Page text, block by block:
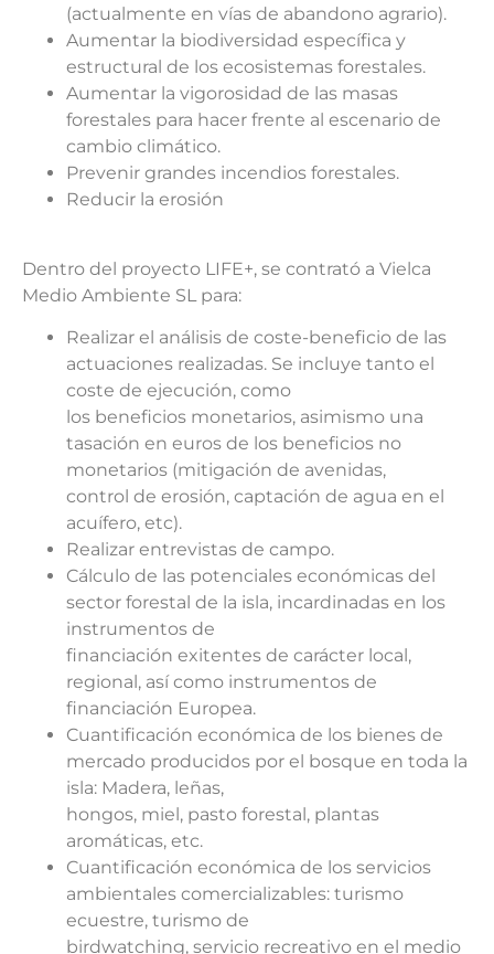
(actualmente en vías de abandono agrario).
Aumentar la biodiversidad específica y
estructural de los ecosistemas forestales.
Aumentar la vigorosidad de las masas
forestales para hacer frente al escenario de
cambio climático.
Prevenir grandes incendios forestales.
Reducir la erosión
Dentro del proyecto LIFE+, se contrató a Vielca
Medio Ambiente SL para:
Realizar el análisis de coste-beneficio de las
actuaciones realizadas. Se incluye tanto el
coste de ejecución, como
los beneficios monetarios, asimismo una
tasación en euros de los beneficios no
monetarios (mitigación de avenidas,
control de erosión, captación de agua en el
acuífero, etc).
Realizar entrevistas de campo.
Cálculo de las potenciales económicas del
sector forestal de la isla, incardinadas en los
instrumentos de
financiación exitentes de carácter local,
regional, así como instrumentos de
financiación Europea.
Cuantificación económica de los bienes de
mercado producidos por el bosque en toda la
isla: Madera, leñas,
hongos, miel, pasto forestal, plantas
aromáticas, etc.
Cuantificación económica de los servicios
ambientales comercializables: turismo
ecuestre, turismo de
birdwatching, servicio recreativo en el medio